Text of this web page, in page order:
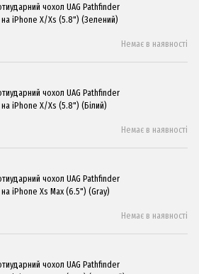
чохол UAG Pathfinder
iPhone X/Xs (5.8") (Зелений)
Немає в наявності
чохол UAG Pathfinder
iPhone X/Xs (5.8") (Білий)
Немає в наявності
чохол UAG Pathfinder
iPhone Xs Max (6.5") (Gray)
Немає в наявності
чохол UAG Pathfinder